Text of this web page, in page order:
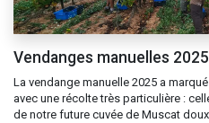
Vendanges manuelles 2025
​La vendange manuelle 2025 a
avec une récolte très particulière :
de notre future cuvée de Muscat